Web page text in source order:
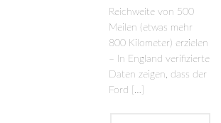
Reichweite von 500
Meilen (etwas mehr
800 Kilometer) erzielen
– In England verifizierte
Daten zeigen, dass der
Ford […]